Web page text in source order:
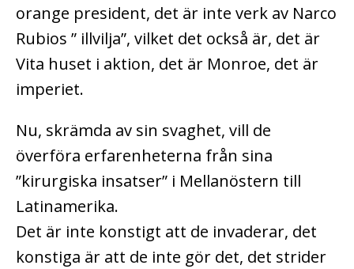
orange president, det är inte verk av Narco
Rubios ” illvilja”, vilket det också är, det är
Vita huset i aktion, det är Monroe, det är
imperiet.
Nu, skrämda av sin svaghet, vill de
överföra erfarenheterna från sina
”kirurgiska insatser” i Mellanöstern till
Latinamerika.
Det är inte konstigt att de invaderar, det
konstiga är att de inte gör det, det strider